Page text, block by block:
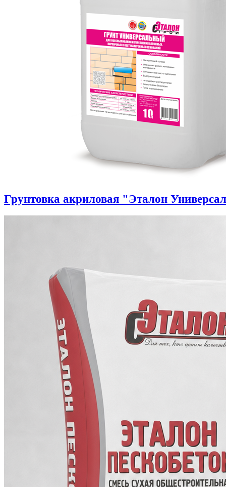
Грунтовка акриловая "Эталон